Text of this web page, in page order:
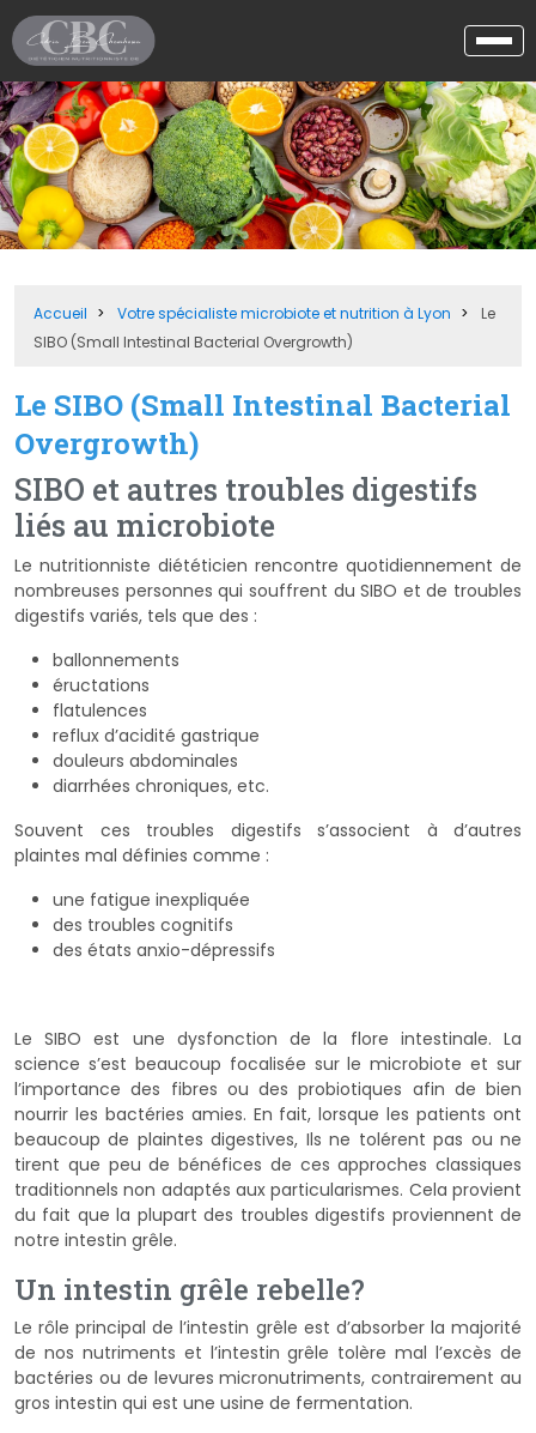
Accueil Votre spécialiste microbiote et nutrition à Lyon
Le
SIBO (Small Intestinal Bacterial Overgrowth)
Le SIBO (Small Intestinal Bacterial
Overgrowth)
SIBO et autres troubles digestifs
liés au microbiote
Le nutritionniste diététicien rencontre quotidiennement de
nombreuses personnes qui souffrent du SIBO et de troubles
digestifs variés, tels que des :
ballonnements
éructations
flatulences
reflux d’acidité gastrique
douleurs abdominales
diarrhées chroniques, etc.
Souvent ces troubles digestifs s’associent à d’autres
plaintes mal définies comme :
une fatigue inexpliquée
des troubles cognitifs
des états anxio-dépressifs
Le SIBO est une dysfonction de la flore intestinale. La
science s’est beaucoup focalisée sur le microbiote et sur
l’importance des fibres ou des probiotiques afin de bien
nourrir les bactéries amies. En fait, lorsque les patients ont
beaucoup de plaintes digestives, Ils ne tolérent pas ou ne
tirent que peu de bénéfices de ces approches classiques
traditionnels non adaptés aux particularismes. Cela provient
du fait que la plupart des troubles digestifs proviennent de
notre intestin grêle.
Un intestin grêle rebelle?
Le rôle principal de l’intestin grêle est d’absorber la majorité
de nos nutriments et l’intestin grêle tolère mal l’excès de
bactéries ou de levures micronutriments, contrairement au
gros intestin qui est une usine de fermentation.